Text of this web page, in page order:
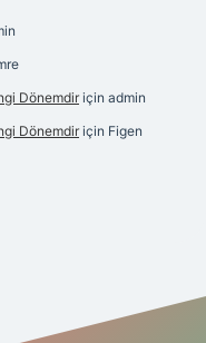
Dönemdiriçin admin
Dönemdiriçin Figen